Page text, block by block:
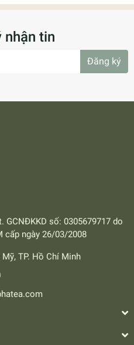
mát, tránh ánh nắng trực
Sản Xuất Trà Hùng Phát
Mỹ, TP. Hồ Chí Minh
bảo quản.
an toàn cho sức khỏe
nhận tin
Đăng ký
GCNĐKKD số: 0305679717 do
cấp ngày 26/03/2008
TP. Hồ Chí Minh